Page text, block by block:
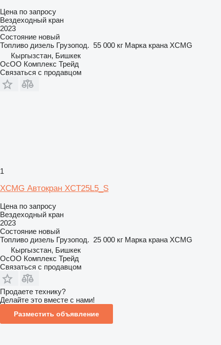
Цена по запросу
Вездеходный кран
2023
Состояние новый
Топливо дизель Грузопод. 55 000 кг Марка крана XCMG
Кыргызстан, Бишкек
ОсОО Комплекс Трейд
Связаться с продавцом
1
XCMG Автокран XCT25L5_S
Цена по запросу
Вездеходный кран
2023
Состояние новый
Топливо дизель Грузопод. 25 000 кг Марка крана XCMG
Кыргызстан, Бишкек
ОсОО Комплекс Трейд
Связаться с продавцом
Продаете технику?
Делайте это вместе с нами!
Разместить объявление